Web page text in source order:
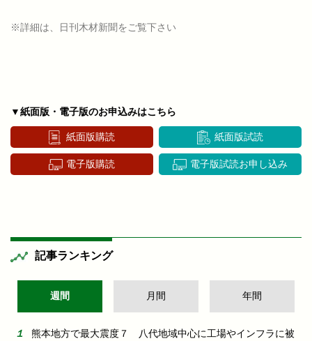
※詳細は、日刊木材新聞をご覧下さい
▼紙面版・電子版のお申込みはこちら
紙面版購読 紙面版試読
電子版購読 電子版試読お申し込み
記事ランキング
週間 月間 年間
熊本地方で最大震度７ 八代地域中心に工場やインフラに被